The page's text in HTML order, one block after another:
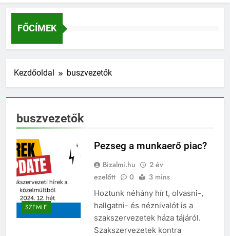
FŐCÍMEK
Kezdőoldal buszvezetők
buszvezetők
SZEMLE
Pezseg a munkaerő piac?
Bizalmi.hu
2 év
ezelőtt
0 3 mins
Hoztunk néhány hírt, olvasni-,
hallgatni- és néznivalót is a
szakszervezetek háza tájáról.
Szakszervezetek kontra